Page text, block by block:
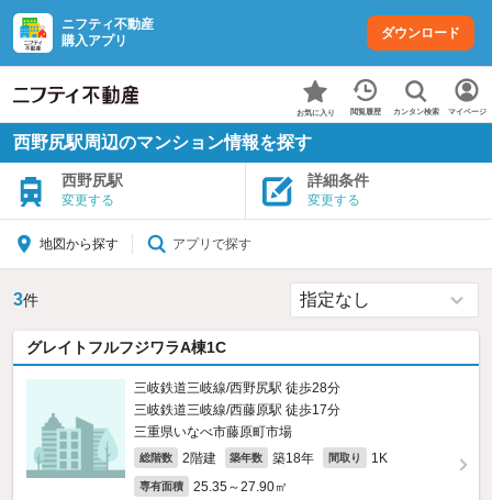
ニフティ不動産
購入アプリ
ダウンロード
お気に入り 閲覧履歴 カンタン検索 マイページ
西野尻駅周辺のマンション情報を探す
西野尻駅
変更する
詳細条件
変更する
地図から探す アプリで探す
3件
グレイトフルフジワラA棟1C
三岐鉄道三岐線/西野尻駅 徒歩28分
三岐鉄道三岐線/西藤原駅 徒歩17分
三重県いなべ市藤原町市場
総階数 2階建 築年数 築18年 間取り 1K
専有面積 25.35～27.90㎡